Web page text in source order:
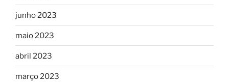
junho 2023
maio 2023
abril 2023
março 2023